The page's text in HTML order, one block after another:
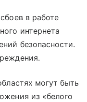
в работе
интернета
безопасности.
могут быть
из «белого